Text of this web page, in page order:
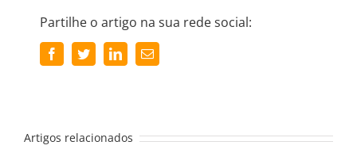
Partilhe o artigo na sua rede social:
FacebookTwitterLinkedInEmail
(necessário
Artigos relacionados